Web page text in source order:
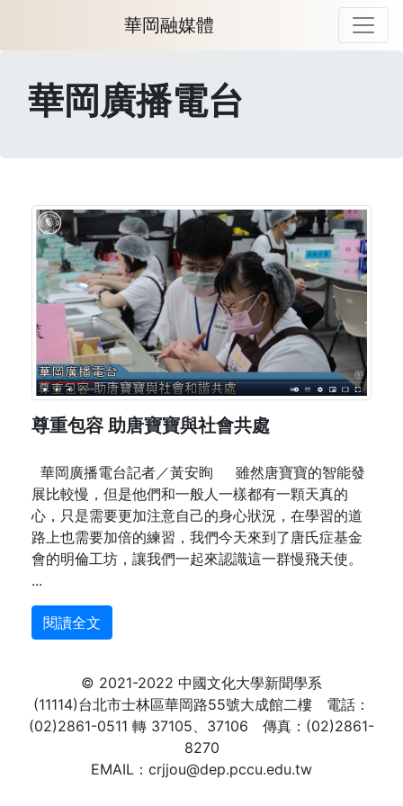
華岡融媒體
華岡廣播電台
尊重包容 助唐寶寶與社會共處
華岡廣播電台記者／黃安眴 雖然唐寶寶的智能發
展比較慢，但是他們和一般人一樣都有一顆天真的
心，只是需要更加注意自己的身心狀況，在學習的道
路上也需要加倍的練習，我們今天來到了唐氏症基金
會的明倫工坊，讓我們一起來認識這一群慢飛天使。
...
閱讀全文
© 2021-2022 中國文化大學新聞學系
(11114)台北市士林區華岡路55號大成館二樓 電話：
(02)2861-0511 轉 37105、37106 傳真：(02)2861-
8270
EMAIL：crjjou@dep.pccu.edu.tw